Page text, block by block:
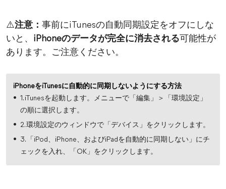
⚠️注意： 事前にiTunesの自動同期設定をオフにしな
いと、 iPhoneのデータが完全に消去される 可能性が
あります。ご注意ください。
iPhoneをiTunesに自動的に同期しないようにする方法
1. iTunesを起動します。メニューで「編集」＞「環境設定」
の順に選択します。
2. 環境設定のウィンドウで「デバイス」をクリックします。
3. 「iPod、iPhone、およびiPadを自動的に同期しない」にチ
ェックを入れ、「OK」をクリックします。